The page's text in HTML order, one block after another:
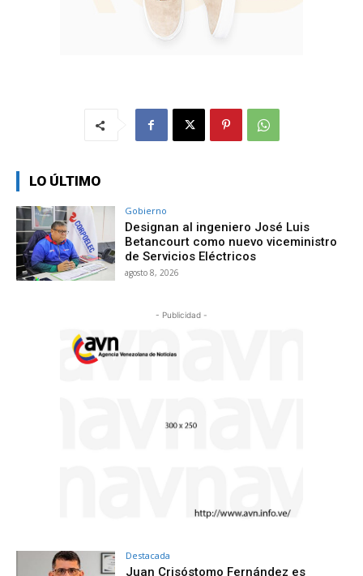
LO ÚLTIMO
Gobierno
Designan al ingeniero José Luis
Betancourt como nuevo viceministro
de Servicios Eléctricos
agosto 8, 2026
- Publicidad -
Destacada
Juan Crisóstomo Fernández es